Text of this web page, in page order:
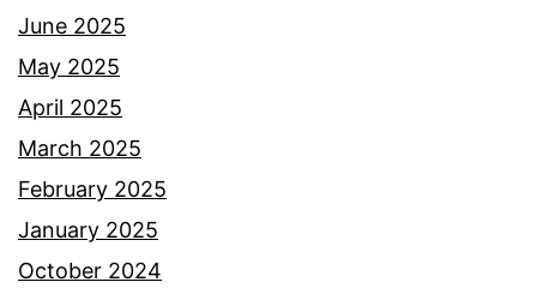
l
u
a
h
a
n
d
June 2025
May 2025
April 2025
March 2025
February 2025
January 2025
October 2024